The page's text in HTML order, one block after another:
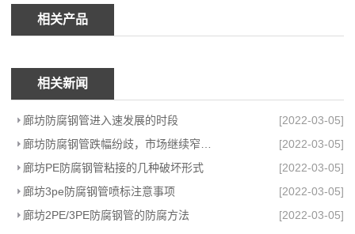
相关产品
相关新闻
廊坊防腐钢管进入速发展的时段
[2022-03-05]
[2022-03-05]
廊坊PE防腐钢管粘接的几种破坏形式
[2022-03-05]
廊坊3pe防腐钢管喷标注意事项
[2022-03-05]
廊坊2PE/3PE防腐钢管的防腐方法
[2022-03-05]